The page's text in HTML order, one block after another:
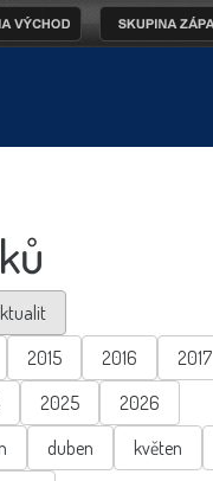
2015 2016 2017
2025
2026
duben květen